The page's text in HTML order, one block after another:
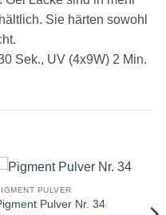
Sie härten sowohl
Sek., UV (4x9W) 2 Min.
PULVER
Pulver Nr. 34